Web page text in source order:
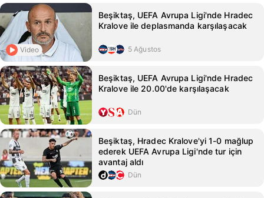
Video
Beşiktaş, UEFA Avrupa Ligi'nde Hradec
Kralove ile deplasmanda karşılaşacak
5 Ağustos
Beşiktaş, UEFA Avrupa Ligi'nde Hradec
Kralove ile 20.00'de karşılaşacak
Dün
Beşiktaş, Hradec Kralove'yi 1-0 mağlup
ederek UEFA Avrupa Ligi'nde tur için
avantaj aldı
Dün